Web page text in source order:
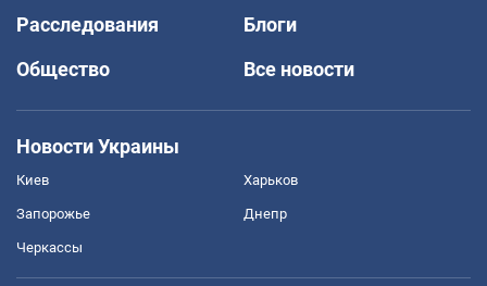
Расследования
Блоги
Общество
Все новости
Новости Украины
Киев Харьков
Запорожье Днепр
Черкассы